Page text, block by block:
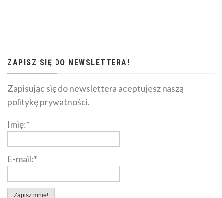
ZAPISZ SIĘ DO NEWSLETTERA!
Zapisując się do newslettera aceptujesz naszą
politykę prywatności.
Imię:*
E-mail:*